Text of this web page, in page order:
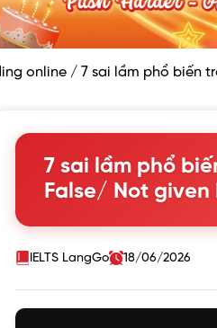
online / 7 sai lầm phổ biến
7 sai lầm phổ
False/ Not given
IELTS LangGo 18/06/2026